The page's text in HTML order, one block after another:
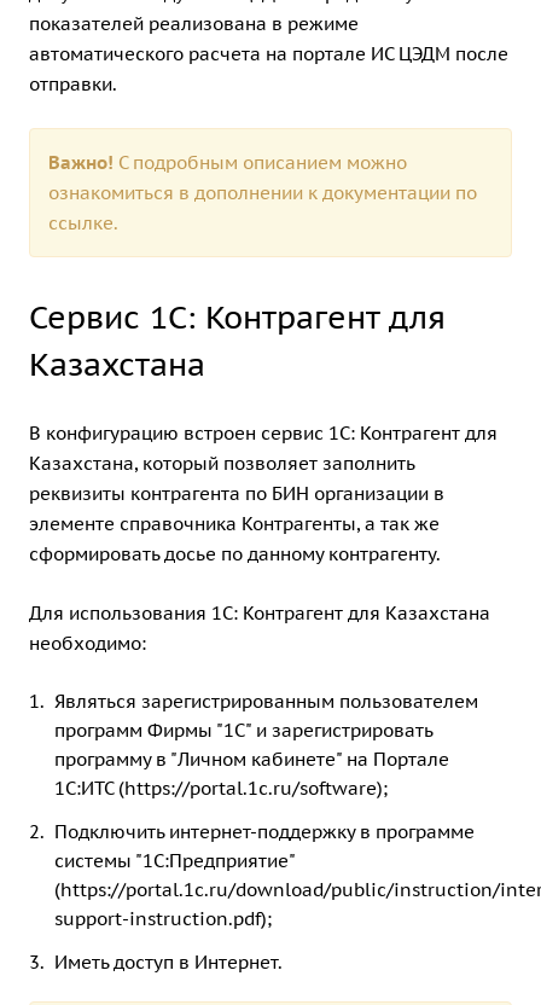
показателей реализована в режиме
автоматического расчета на портале ИС ЦЭДМ после
отправки.
Важно! С подробным описанием можно
ознакомиться в дополнении к документации по
ссылке.
Сервис 1С: Контрагент для
Казахстана
В конфигурацию встроен сервис 1С: Контрагент для
Казахстана, который позволяет заполнить
реквизиты контрагента по БИН организации в
элементе справочника Контрагенты, а так же
сформировать досье по данному контрагенту.
Для использования 1С: Контрагент для Казахстана
необходимо:
Являться зарегистрированным пользователем
программ Фирмы "1С" и зарегистрировать
программу в "Личном кабинете" на Портале
1С:ИТС (https://portal.1c.ru/software);
Подключить интернет-поддержку в программе
системы "1С:Предприятие"
(https://portal.1c.ru/download/public/instruction/
support-instruction.pdf);
Иметь доступ в Интернет.